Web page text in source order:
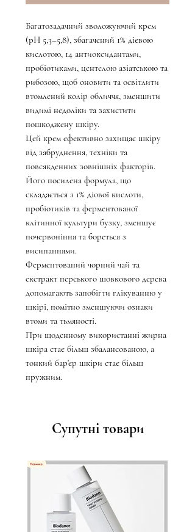
Багатозадачний зволожуючий крем
(pH 5,3–5,8), збагачений 1% дієвою
кислотою, 14 антиоксидантами,
пробіотиками, центелою азіатською та
рибозою, щоб оновити та освітлити
втомлений колір обличчя, зменшити
видимі недоліки та захистити
пошкоджену шкіру.
Цей крем ефективно захищає шкіру
від забруднення, техніки та
повсякденних зовнішніх факторів.
Його посилена формула, що
складається з 1% діової кислоти,
пробіотиків та ферментованої
клітинної культури бузку, зменшує
почервоніння та бореться з
висипаннями.
Ферментований чорний чай та
екстракт перського шовкового дерева
допомагають запобігти глікуванню у
шкірі, помітно зменшуючи ознаки
втоми та тьмяності.
При щоденному використанні жирна
шкіра стає більш збалансованою, а
тонкий бар'єр шкіри стає більш
пружним.
Супутні товари